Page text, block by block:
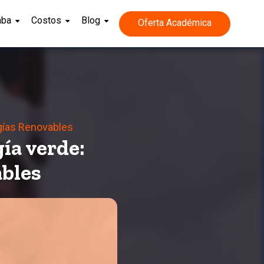
Costos Blog Oferta Académica
Renovables
verde: